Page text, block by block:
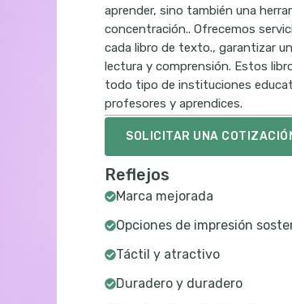
aprender, sino también una
concentración.. Ofrecemos
cada libro de texto., garantizar
lectura y comprensión. Estos
todo tipo de instituciones
profesores y aprendices.
SOLICITAR UNA
Reflejos
Marca mejorada
Opciones de impresión
Táctil y atractivo
Duradero y duradero